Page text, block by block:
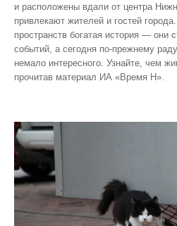
и расположены вдали от центра
привлекают жителей и гостей
пространств богатая история — они
событий, а сегодня по‑прежнему
немало интересного. Узнайте, чем
прочитав материал ИА «Время Н».